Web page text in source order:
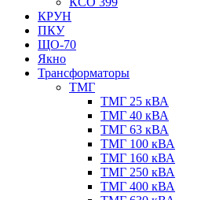
КРУН
ПКУ
ЩО-70
Якно
Трансформаторы
ТМГ
ТМГ 25 кВА
ТМГ 40 кВА
ТМГ 63 кВА
ТМГ 100 кВА
ТМГ 160 кВА
ТМГ 250 кВА
ТМГ 400 кВА